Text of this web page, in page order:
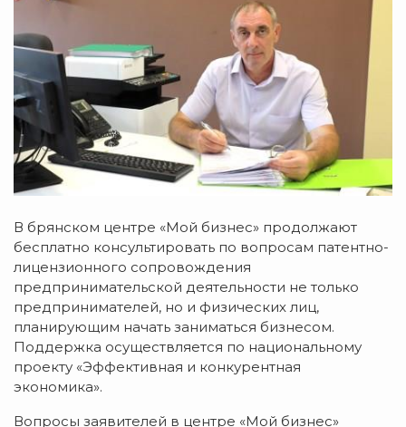
В брянском центре «Мой бизнес» продолжают
бесплатно консультировать по вопросам патентно-
лицензионного сопровождения
предпринимательской деятельности не только
предпринимателей, но и физических лиц,
планирующим начать заниматься бизнесом.
Поддержка осуществляется по национальному
проекту «Эффективная и конкурентная
экономика».
Вопросы заявителей в центре «Мой бизнес»